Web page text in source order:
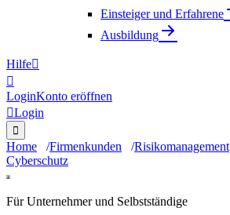
Einsteiger und Erfahrene
Ausbildung
Hilfe

LoginKonto eröffnen
Login

Home Firmenkunden Risikomanagement
Cyberschutz
Für Unternehmer und Selbstständige